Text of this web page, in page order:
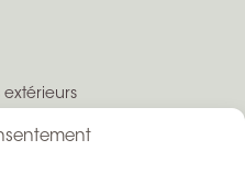
extérieurs
selon disponibilité